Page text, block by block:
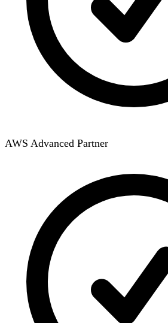
AWS Advanced Partner